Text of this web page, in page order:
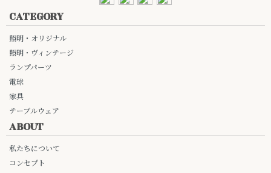
CATEGORY
照明・オリジナル
照明・ヴィンテージ
ランプパーツ
電球
家具
テーブルウェア
ABOUT
私たちについて
コンセプト